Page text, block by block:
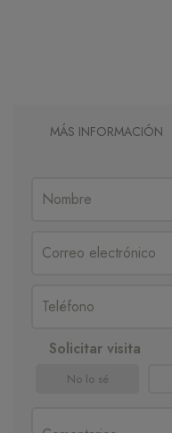
MÁS INFORMACIÓN
Solicitar visita
No lo sé